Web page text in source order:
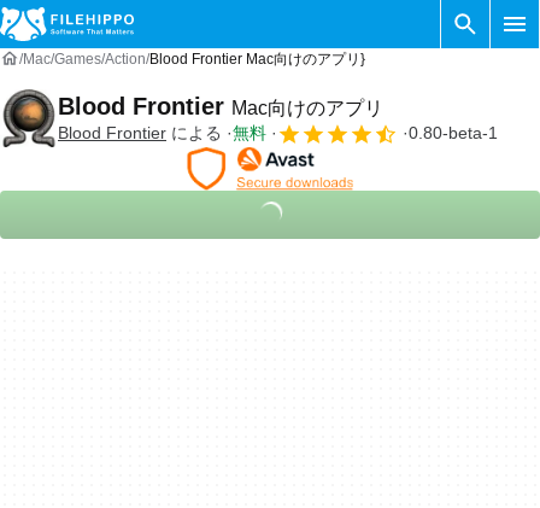
Mac Games Action Blood Frontier Mac向けのアプリ}
Blood Frontier Mac向けのアプリ
Blood Frontier による 無料 0.80-beta-1